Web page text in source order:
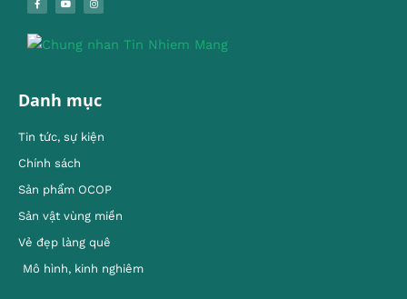
Danh mục
Tin tức, sự kiện
Chính sách
Sản phẩm OCOP
Sản vật vùng miền
Vẻ đẹp làng quê
Mô hình, kinh nghiêm